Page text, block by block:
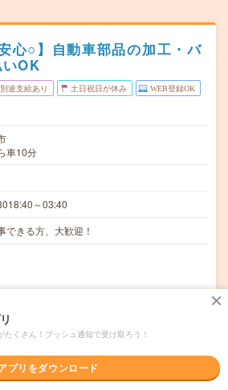
心○】自動車部品の加工・バ
OK
途支給あり 土日祝日が休み WEB登録OK
車10分
～03:40
できる方、大歓迎！
給
の加工のお仕事》自動車部品の製造業務を担
きます。・部品の不要な部分を取り除く…
/ ブランクOK / 英語力不要
〇まずは事前登録だけでもOK！履歴書不要
たくさん！プッシュ通知で受け取ろう！
プリをダウンロード